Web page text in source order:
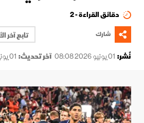
دقائق القراءة - 2
شارك
تابع آخر
نُشر: 01 يونيو 2026 08:08 آخر تحديث: 01 يونيو 2026 08:08